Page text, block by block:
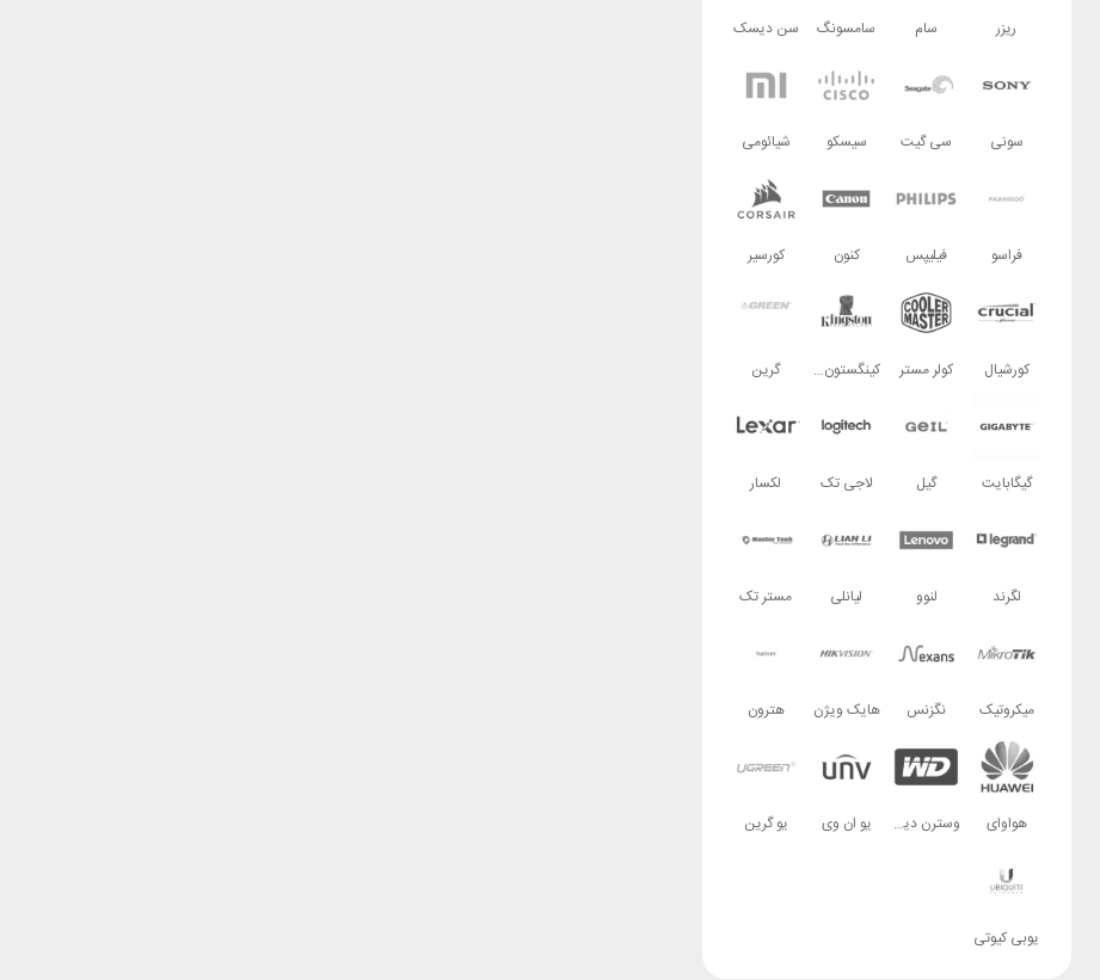
ریزر سام سامسونگ سن دیسک
سونی سی گیت سیسکو شیائومی
فراسو فیلیپس کنون کورسیر
کورشیال کولر مستر کینگستون تکنولوژی گرین
گیگابایت گیل لاجی تک لکسار
لگرند لنوو لیانلی مستر تک
میکروتیک نگزنس هایک ویژن هترون
هواوای وسترن دیجیتال یو ان وی یو گرین
یوبی کیوتی